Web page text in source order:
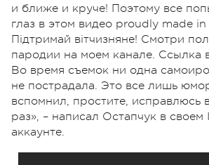
и ближе и круче! Поэтому все
глаз в этом видео proudly made in
Підтримай вітчизняне! Смотри
пародии на моем канале. Ссылка
Во время съемок ни одна
не пострадала. Это все лишь
вспомнил, простите, исправлюсь
раз», – написал Остапчук в своем
аккаунте.